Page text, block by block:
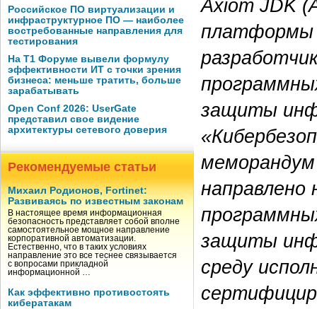
Российское ПО виртуализации и
инфраструктурное ПО — наиболее
востребованные направления для
тестирования
На Т1 Форуме вывели формулу
эффективности ИТ с точки зрения
бизнеса: меньше тратить, больше
зарабатывать
Open Conf 2026: UserGate
представил свое видение
архитектуры сетевого доверия
Рекомендуемые статьи
Михаил Родионов, Fortinet:
Развиваясь по известным законам
В настоящее время информационная
безопасность представляет собой вполне
самостоятельное мощное направление
корпоративной автоматизации.
Естественно, что в таких условиях
направление это все теснее связывается
с вопросами прикладной
информационной …
Как эффективно противостоять
кибератакам
Axiom JDK
платформы
защиты
направлено
защиты
среду